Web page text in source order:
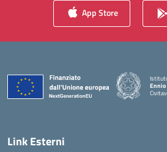
App Store
Ennio
Link Esterni